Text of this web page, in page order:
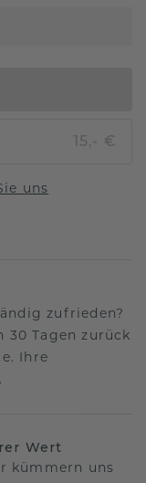
15,- €
uns
zufrieden?
30 Tagen zurück
Ihre
Wert
kümmern uns